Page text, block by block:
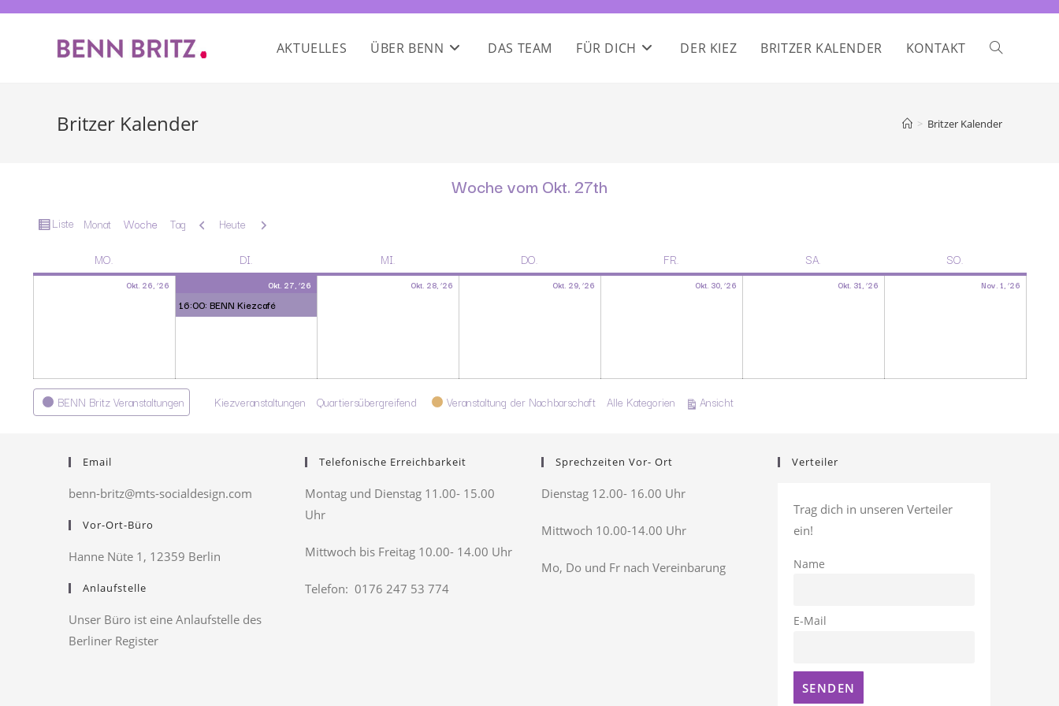
AKTUELLES ÜBER BENN DAS TEAM FÜR DICH DER KIEZ BRITZER KALENDER KONTAKT
Britzer Kalender > Britzer Kalender
Woche vom Okt. 27th
Ansicht
Liste Monat Woche Tag Zurück
Heute Weiter
MO. DI. MI. DO. FR. SA. SO.
Okt. 26, ’26 Okt. 27, ’26
16:00: BENN Kiezcafé
Okt. 28, ’26 Okt. 29, ’26 Okt. 30, ’26 Okt. 31, ’26 Nov. 1, ’26
Kategorien
BENN Britz Veranstaltungen Kiezveranstaltungen Quartiersübergreifend Veranstaltung der Nachbarschaft Alle Kategorien Ansichtausdrucken
Email
benn-britz@mts-socialdesign.com
Vor-Ort-Büro
Hanne Nüte 1, 12359 Berlin
Anlaufstelle
Unser Büro ist eine Anlaufstelle des
Berliner Register
Telefonische Erreichbarkeit
Montag und Dienstag 11.00- 15.00
Uhr
Mittwoch bis Freitag 10.00- 14.00 Uhr
Telefon: 0176 247 53 774
Sprechzeiten Vor- Ort
Dienstag 12.00- 16.00 Uhr
Mittwoch 10.00-14.00 Uhr
Mo, Do und Fr nach Vereinbarung
Verteiler
Trag dich in unseren Verteiler
ein!
Name
E-Mail